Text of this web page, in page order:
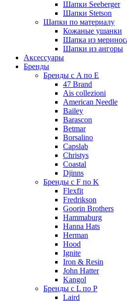
Шапки Seeberger
Шапки Stetson
Шапки по материалу
Кожаные ушанки
Шапка из
Шапки из ангоры
Аксессуары
Бренды
Бренды с A по E
47 Brand
Ais collezioni
American Needle
Bailey
Barascon
Betmar
Borsalino
Capslab
Christys
Coastal
Djinns
Бренды с F по K
Flexfit
Fredrikson
Goorin Brothers
Hammaburg
Hanna Hats
Herman
Hood
Ignite
Iron & Resin
John Hatter
Kangol
Бренды с L по P
Laird